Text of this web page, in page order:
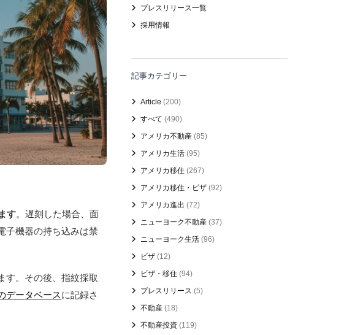
す。遅刻した場合、面
子機器の持ち込みは禁
す。その後、指紋採取
データベースに記録さ
プレスリリース一覧
採用情報
記事カテゴリー
Article (200)
すべて (490)
アメリカ不動産 (85)
アメリカ生活 (95)
アメリカ移住 (267)
アメリカ移住・ビザ (92)
アメリカ進出 (72)
ニューヨーク不動産 (37)
ニューヨーク生活 (96)
ビザ (12)
ビザ・移住 (94)
プレスリリース (5)
不動産 (18)
不動産投資 (119)